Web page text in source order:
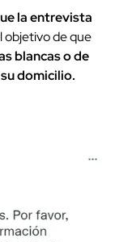
la entrevista
objetivo de que
blancas o de
domicilio.